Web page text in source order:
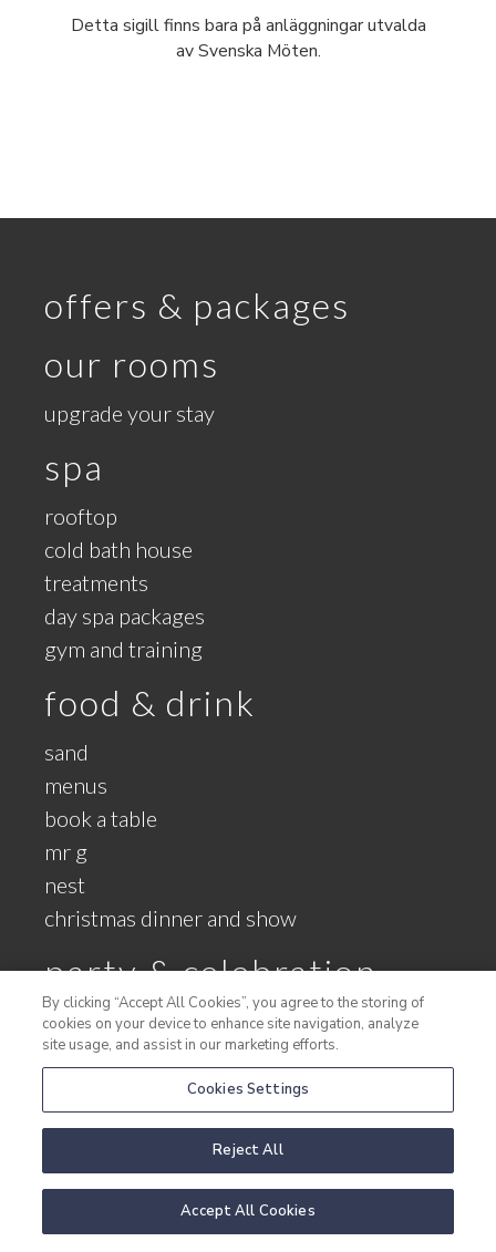
Detta sigill finns bara på anläggningar utvalda
av Svenska Möten.
offers & packages
our rooms
upgrade your stay
spa
rooftop
cold bath house
treatments
day spa packages
gym and training
food & drink
sand
menus
book a table
mr g
nest
christmas dinner and show
party & celebration
weddings
meetings
conference booking request
conference packages
large meetings
the new gallery
By clicking “Accept All Cookies”, you agree to the storing of
cookies on your device to enhance site navigation, analyze
site usage, and assist in our marketing efforts.
Cookies Settings
Reject All
Accept All Cookies